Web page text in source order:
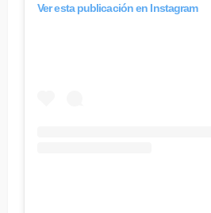
Ver esta publicación en Instagram